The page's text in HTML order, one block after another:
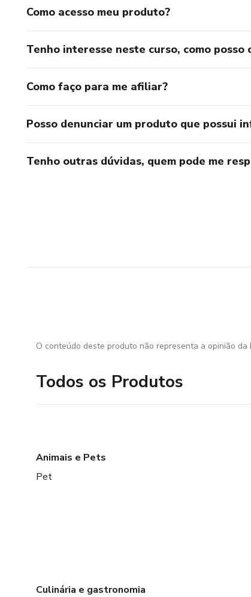
Como acesso meu produto?
Tenho interesse neste curso, como posso
Como faço para me afiliar?
Posso denunciar um produto que possui
Tenho outras dúvidas, quem pode me
O conteúdo deste produto não representa a opinião
Todos os Produtos
Animais e Pets
Pet
Culinária e gastronomia